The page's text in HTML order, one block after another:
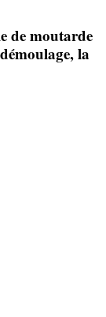
de moutarde
la